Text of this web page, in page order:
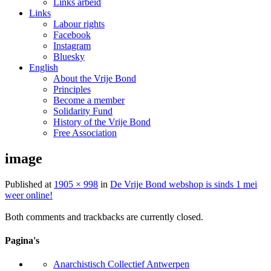
Links arbeid
Links
Labour rights
Facebook
Instagram
Bluesky
English
About the Vrije Bond
Principles
Become a member
Solidarity Fund
History of the Vrije Bond
Free Association
image
Published at 1905 × 998 in De Vrije Bond webshop is sinds 1 mei
weer online!
Both comments and trackbacks are currently closed.
Pagina's
Anarchistisch Collectief Antwerpen